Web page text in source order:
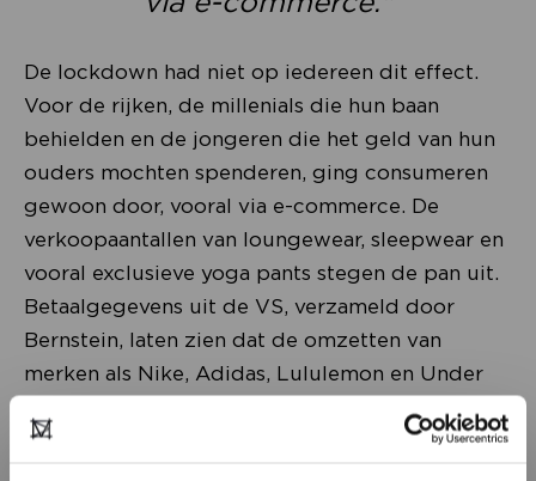
De lockdown had niet op iedereen dit effect.
Voor de rijken, de millenials die hun baan
behielden en de jongeren die het geld van hun
ouders mochten spenderen, ging consumeren
gewoon door, vooral via e-commerce. De
verkoopaantallen van loungewear, sleepwear en
vooral exclusieve yoga pants stegen de pan uit.
Betaalgegevens uit de VS, verzameld door
Bernstein, laten zien dat de omzetten van
merken als Nike, Adidas, Lululemon en Under
Armour met 46 procent zijn gestegen in de
week van 17 juli 2020. De zijden pyjama’s van